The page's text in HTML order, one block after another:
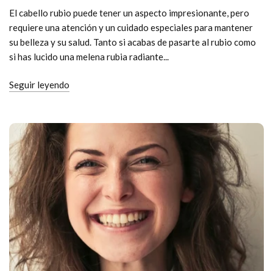
El cabello rubio puede tener un aspecto impresionante, pero
requiere una atención y un cuidado especiales para mantener
su belleza y su salud. Tanto si acabas de pasarte al rubio como
si has lucido una melena rubia radiante...
Seguir leyendo